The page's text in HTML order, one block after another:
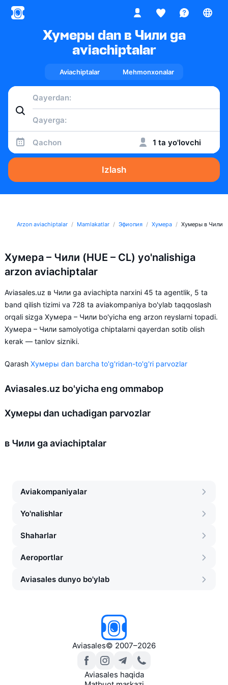
Хумеры dan в Чили ga
aviachiptalar
Aviachiptalar Mehmonxonalar
Qachon 1 ta yo'lovchi
Izlash
Arzon aviachiptalar Mamlakatlar Эфиопия Хумера Хумеры в Чили
Хумера – Чили (HUE – CL) yo'nalishiga
arzon aviachiptalar
Aviasales.uz в Чили ga aviachipta narxini 45 ta agentlik, 5 ta
band qilish tizimi va 728 ta aviakompaniya bo'ylab taqqoslash
orqali sizga Хумера – Чили bo'yicha eng arzon reyslarni topadi.
Хумера – Чили samolyotiga chiptalarni qayerdan sotib olish
kerak — tanlov sizniki.
Qarash Хумеры dan barcha to'g'ridan-to'g'ri parvozlar
Aviasales.uz bo'yicha eng ommabop
Хумеры dan uchadigan parvozlar
в Чили ga aviachiptalar
Aviakompaniyalar
Yo'nalishlar
Shaharlar
Aeroportlar
Aviasales dunyo bo'ylab
Aviasales© 2007–2026
Aviasales haqida